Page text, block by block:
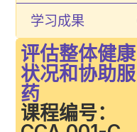
学习成果
评估整体健康
状况和协助服
药
课程编号：